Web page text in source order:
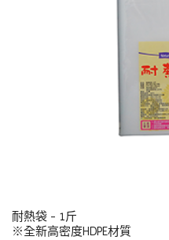
耐熱袋 - 1斤
※全新高密度HDPE材質